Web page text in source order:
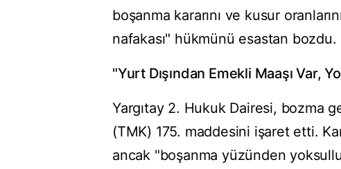
boşanma kararını ve kusur
nafakası" hükmünü esastan bozdu.
"Yurt Dışından Emekli Maaşı Var,
Yargıtay 2. Hukuk Dairesi, bozma
(TMK) 175. maddesini işaret etti.
ancak "boşanma yüzünden